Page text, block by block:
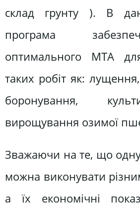
склад грунту ). В
програма
оптимального МТА
таких робіт як:
боронування,
вирощування озимої
Зважаючи на те, що одну
можна виконувати
а їх економічні